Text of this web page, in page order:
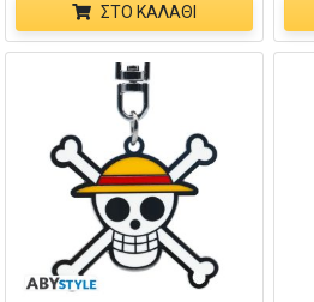
ΣΤΟ ΚΑΛΆΘΙ